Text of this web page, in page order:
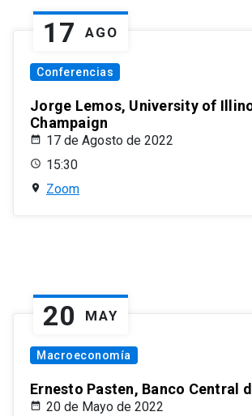
17 AGO
Conferencias
Jorge Lemos, University of
Champaign
17 de Agosto de 2022
15:30
Zoom
20 MAY
Macroeconomía
Ernesto Pasten, Banco Central
20 de Mayo de 2022